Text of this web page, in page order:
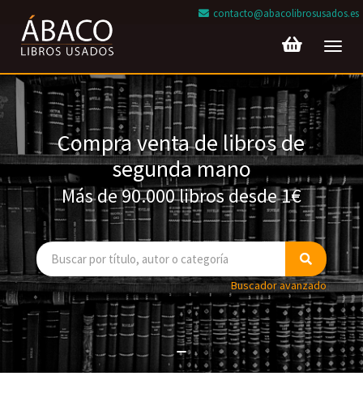
contacto@abacolibrosusados.es
Compra venta de libros de
segunda mano
Más de 90.000 libros desde 1€
Buscador avanzado